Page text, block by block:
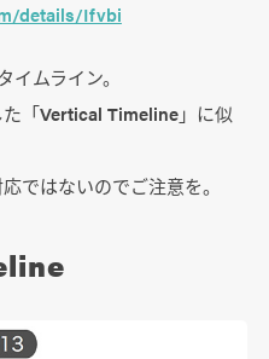
details/Ifvbi
ムライン。
「Vertical Timeline」に似
ではないのでご注意を。